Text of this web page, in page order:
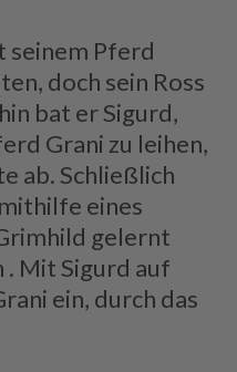
seinem Pferd
doch sein Ross
bat er Sigurd,
Grani zu leihen,
ab. Schließlich
eines
gelernt
Mit Sigurd auf
ein, durch das